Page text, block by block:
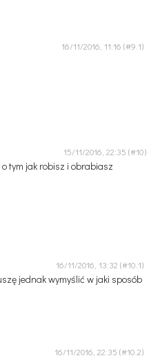
16/11/2016, 11:16
15/11/2016, 22:35
tym jak robisz i obrabiasz
16/11/2016, 13:32
jednak wymyślić w jaki sposób
16/11/2016, 22:35